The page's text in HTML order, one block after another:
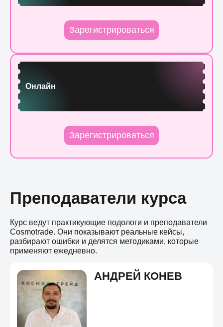
Зарегистрироваться
Онлайн
Зарегистрироваться
Преподаватели курса
Курс ведут практикующие подологи и преподаватели
Cosmotrade. Они показывают реальные кейсы,
разбирают ошибки и делятся методиками, которые
применяют ежедневно.
АНДРЕЙ КОНЕВ